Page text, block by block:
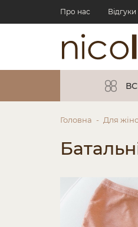
Про нас Відгуки
Головна Для